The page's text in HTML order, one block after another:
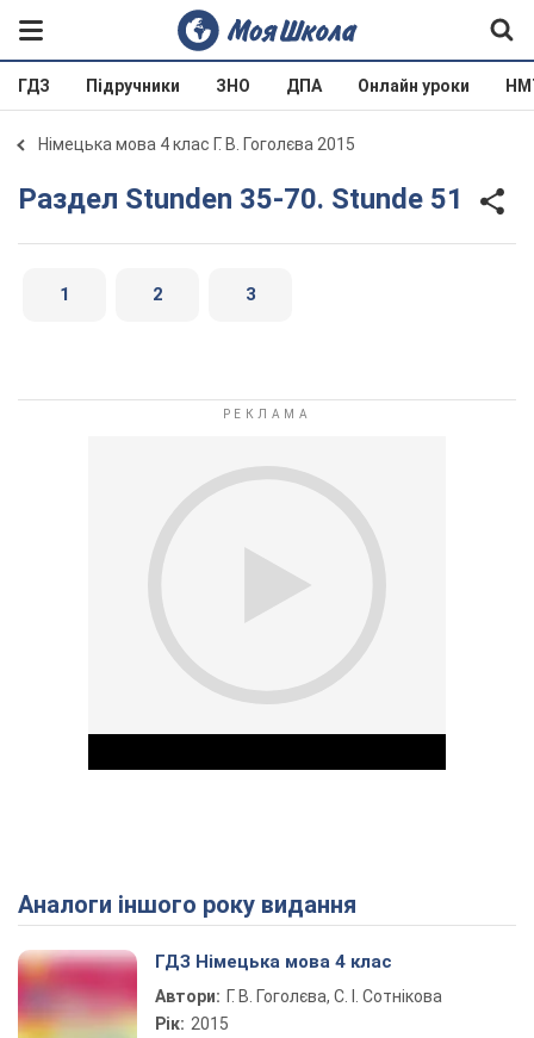
ГДЗ Підручники ЗНО ДПА Онлайн уроки
Німецька мова 4 клас Г. В. Гоголєва 2015
Раздел Stunden 35-70. Stunde 51
1 2 3
Play Video
Аналоги іншого року видання
ГДЗ Німецька мова 4 клас
Автори: Г. В. Гоголєва, С. І. Сотнікова
Рік: 2015